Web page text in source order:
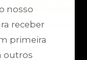
nosso
receber
primeira
outros